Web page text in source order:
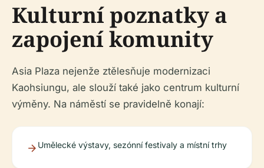
Kulturní poznatky a
zapojení komunity
Asia Plaza nejenže ztělesňuje modernizaci
Kaohsiungu, ale slouží také jako centrum kulturní
výměny. Na náměstí se pravidelně konají:
Umělecké výstavy, sezónní festivaly a místní trhy